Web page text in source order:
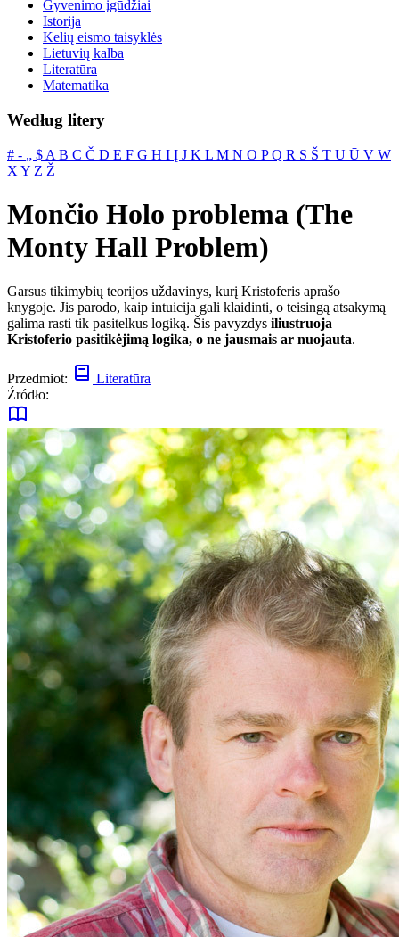
Gyvenimo įgūdžiai
Istorija
Kelių eismo taisyklės
Lietuvių kalba
Literatūra
Matematika
Według litery
# ‐ „ $ A B C Č D E F G H I Į J K L M N O PQ R S Š T U Ū V W
X Y Z Ž
Mončio Holo problema (The
Monty Hall Problem)
Garsus tikimybių teorijos uždavinys, kurį Kristoferis aprašo
knygoje. Jis parodo, kaip intuicija gali klaidinti, o teisingą atsakymą
galima rasti tik pasitelkus logiką. Šis pavyzdys iliustruoja
Kristoferio pasitikėjimą logika, o ne jausmais ar nuojauta.
Przedmiot:
Literatūra
Źródło: